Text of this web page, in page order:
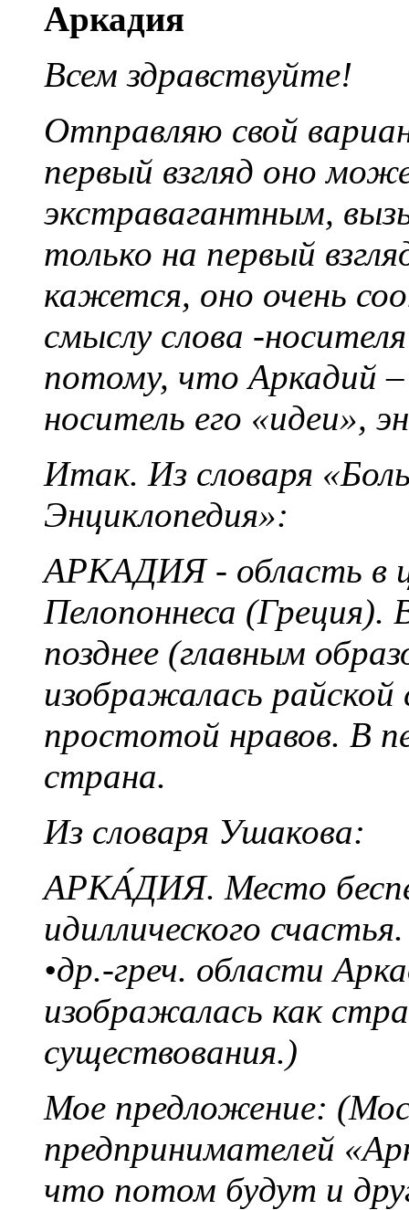
Аркадия
Всем здравствуйте!
Отправляю свой
первый взгляд оно
экстравагантным,
только на первый
кажется, оно очень
смыслу слова -
потому, что Аркадий –
носитель его «идеи»,
Итак. Из словаря
Энциклопедия»:
АРКАДИЯ - область в
Пелопоннеса
позднее (главным
изображалась
простотой нравов. В
страна.
Из словаря Ушакова:
АРКА́ДИЯ. Место
идиллического
•др.-греч. области
изображалась как
существования.)
Мое предложение:
предпринимателей
что потом будут и